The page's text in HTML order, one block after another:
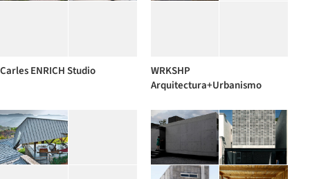
Carles ENRICH Studio
WRKSHP
Arquitectura+Urbanismo